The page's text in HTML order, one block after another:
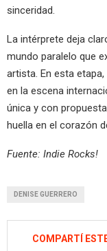
sinceridad.
La intérprete deja
mundo paralelo que
artista. En esta
en la escena
única y con
huella en el corazón
Fuente: Indie Rocks!
DENISE GUERRERO
COMPARTÍ